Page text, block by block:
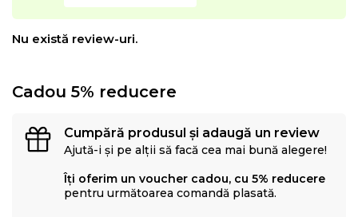
Nu există review-uri.
Cadou 5% reducere
Cumpără produsul și adaugă un review
Ajută-i și pe alții să facă cea mai bună alegere!
Îți oferim un voucher cadou, cu 5% reducere
pentru următoarea comandă plasată.